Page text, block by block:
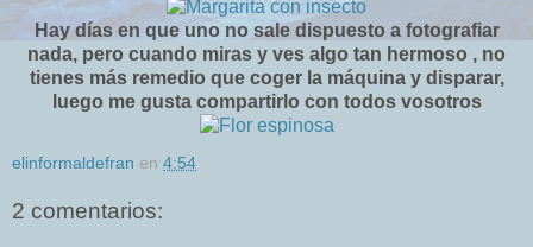
Hay días en que uno no sale dispuesto a fotografiar
nada, pero cuando miras y ves algo tan hermoso , no
tienes más remedio que coger la máquina y disparar,
luego me gusta compartirlo con todos vosotros
elinformaldefran en 4:54
2 comentarios: